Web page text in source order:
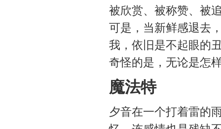
被欣赏、被称赞、被
可是，当新鲜感退去
我，依旧是不起眼的
奇怪的是，无论是怎
魔法特
夕音在一个打着雷的